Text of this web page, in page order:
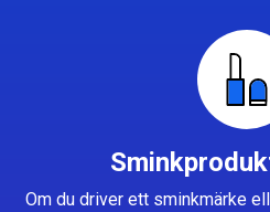
Om du driver ett sminkmärke